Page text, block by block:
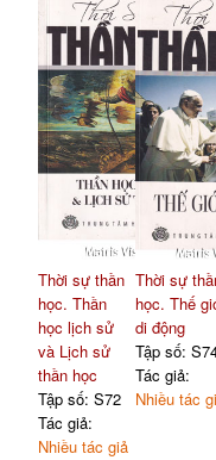
Thời sự thần
học. Thần
học lịch sử
và Lịch sử
thần học
Tập số: S72
Tác giả:
Nhiều tác giả
Thời sự
học. Thế
di động
Tập số:
Tác giả:
Nhiều tác